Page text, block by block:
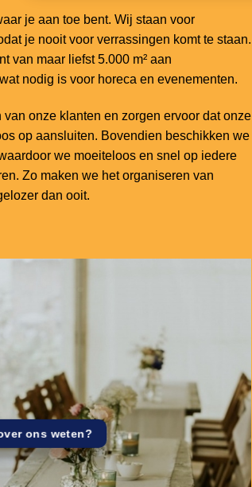
je aan toe bent. Wij staan voor
je nooit voor verrassingen komt te staan.
van maar liefst 5.000 m² aan
nodig is voor horeca en evenementen.
onze klanten en zorgen ervoor dat onze
op aansluiten. Bovendien beschikken we
we moeiteloos en snel op iedere
Zo maken we het organiseren van
dan ooit.
ons weten?